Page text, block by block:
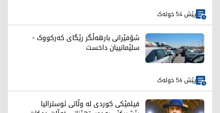
پێش 54 خولەک
شۆفێرانی بارهەڵگر رێگای کەرکووک -
سلێمانییان داخست
پێش 56 خولەک
فیلمێکی کوردی لە وڵاتی ئوسترالیا